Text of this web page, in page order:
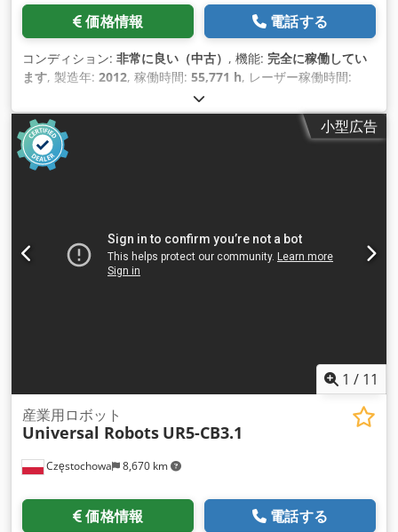
価格情報 電話する
コンディション: 非常に良い（中古） , 機能: 完全に稼働してい
ます, 製造年: 2012, 稼働時間: 55,771 h, レーザー稼働時間:
3,200 ワット
厚さ（最大）:20 mm, アルミシート厚（最大）:8 mm, テー
ブル長さ:
, Ｘ軸移動量:
3,000 mm
位置決め速度:
査およびテストが可能です。定期的にメンテナンスが行われ、
技術的にも良好な状態です。 2024年にミラーを全面交換。
Csdpfx Ahov Hxbbo Rjrf
小型広告
1 / 11
Częstochowa 8,670 km
産業用ロボット
Universal Robots UR5-CB3.1
価格情報 電話する